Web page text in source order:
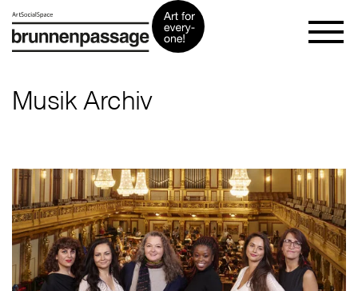
Musik Archiv